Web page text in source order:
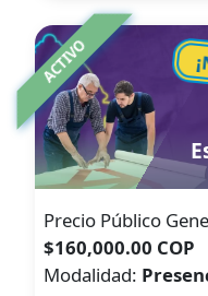
ACTIVO
Image
Precio Público
$160,000.00 COP
Modalidad: